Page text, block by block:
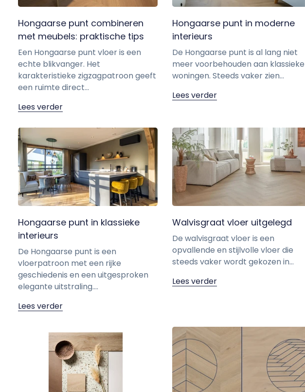
Hongaarse punt combineren
met meubels: praktische tips
Een Hongaarse punt vloer is een
echte blikvanger. Het
karakteristieke zigzagpatroon geeft
een ruimte direct...
Lees verder
Hongaarse punt in moderne
interieurs
De Hongaarse punt is al lang niet
meer voorbehouden aan klassieke
woningen. Steeds vaker zien...
Lees verder
Hongaarse punt in klassieke
interieurs
De Hongaarse punt is een
vloerpatroon met een rijke
geschiedenis en een uitgesproken
elegante uitstraling....
Lees verder
Walvisgraat vloer uitgelegd
De walvisgraat vloer is een
opvallende en stijlvolle vloer die
steeds vaker wordt gekozen in...
Lees verder